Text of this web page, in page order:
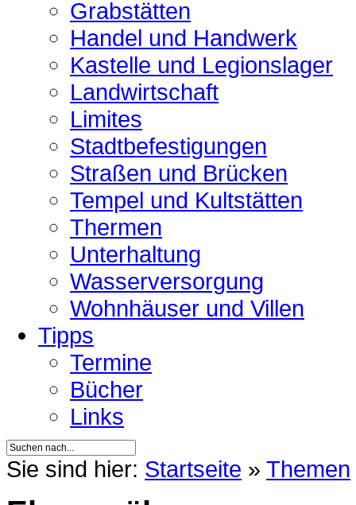
Grabstätten
Handel und Handwerk
Kastelle und Legionslager
Landwirtschaft
Limites
Stadtbefestigungen
Straßen und Brücken
Tempel und Kultstätten
Thermen
Unterhaltung
Wasserversorgung
Wohnhäuser und Villen
Tipps
Termine
Bücher
Links
Sie sind hier: Startseite » Themen